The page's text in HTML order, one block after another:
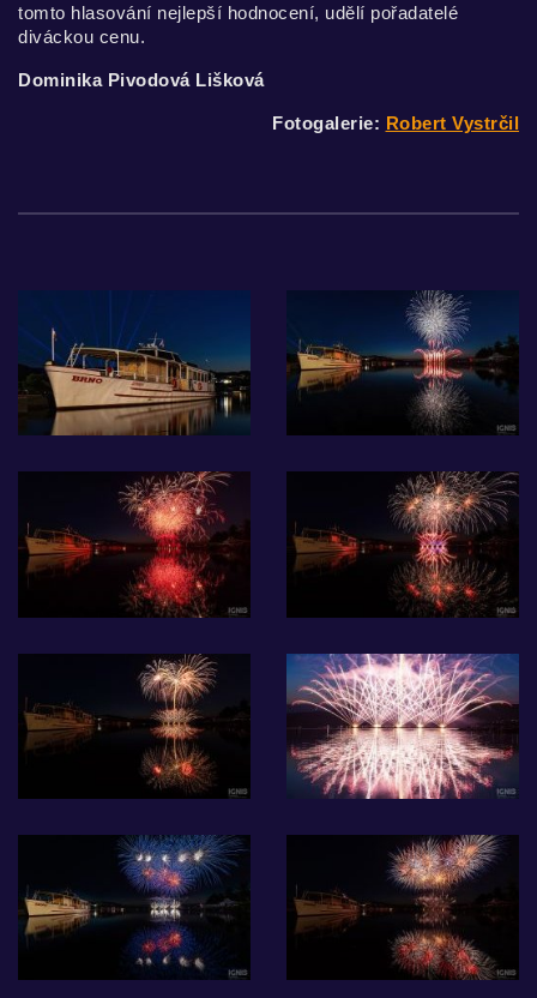
tomto hlasování nejlepší hodnocení, udělí pořadatelé
diváckou cenu.
Dominika Pivodová Lišková
Fotogalerie: Robert Vystrčil